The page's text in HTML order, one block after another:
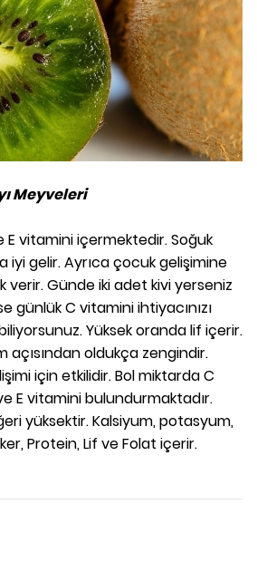
Meyveleri
E vitamini içermektedir. Soğuk
iyi gelir. Ayrıca çocuk gelişimine
verir. Günde iki adet kivi yerseniz
günlük C vitamini ihtiyacınızı
Yüksek oranda lif içerir.
açısından oldukça zengindir.
için etkilidir. Bol miktarda C
E vitamini bulundurmaktadır.
yüksektir. Kalsiyum, potasyum,
Protein, Lif ve Folat içerir.